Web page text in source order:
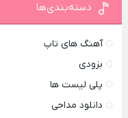
دسته‌بندی‌ها
آهنگ های تاپ
بزودی
پلی لیست ها
دانلود مداحی